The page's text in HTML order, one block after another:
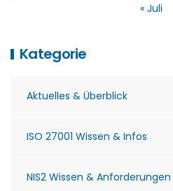
« Juli
Kategorie
Aktuelles & Überblick
ISO 27001 Wissen & Infos
NIS2 Wissen & Anforderungen